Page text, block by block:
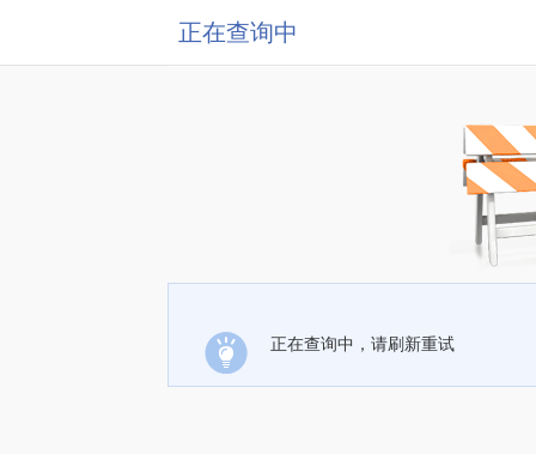
正在查询中
正在查询中，请刷新重试